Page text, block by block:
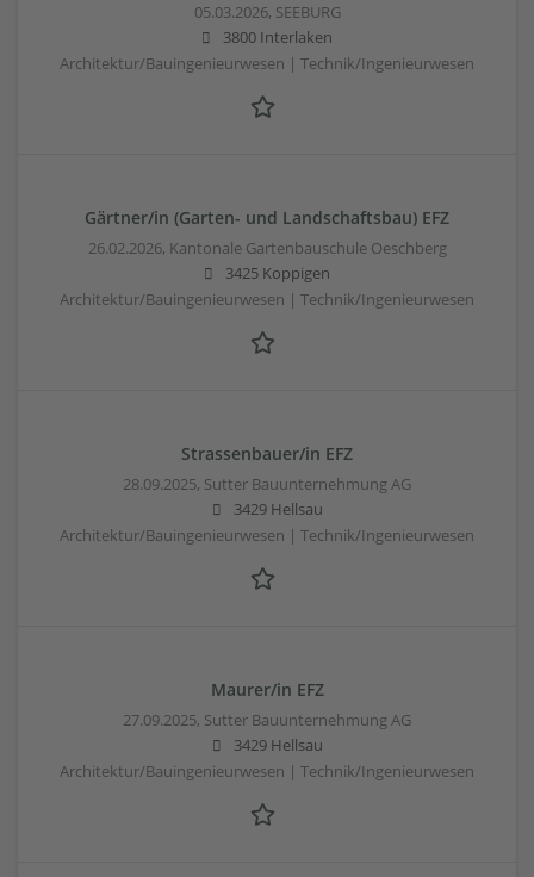
05.03.2026, SEEBURG
3800 Interlaken
Architektur/Bauingenieurwesen | Technik/Ingenieurwesen
Gärtner/in (Garten- und Landschaftsbau) EFZ
26.02.2026, Kantonale Gartenbauschule Oeschberg
3425 Koppigen
Architektur/Bauingenieurwesen | Technik/Ingenieurwesen
Strassenbauer/in EFZ
28.09.2025, Sutter Bauunternehmung AG
3429 Hellsau
Architektur/Bauingenieurwesen | Technik/Ingenieurwesen
Maurer/in EFZ
27.09.2025, Sutter Bauunternehmung AG
3429 Hellsau
Architektur/Bauingenieurwesen | Technik/Ingenieurwesen